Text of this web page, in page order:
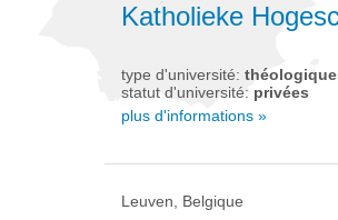
Katholieke
type d'université:
statut d'université: privées
plus d'informations »
Leuven, Belgique